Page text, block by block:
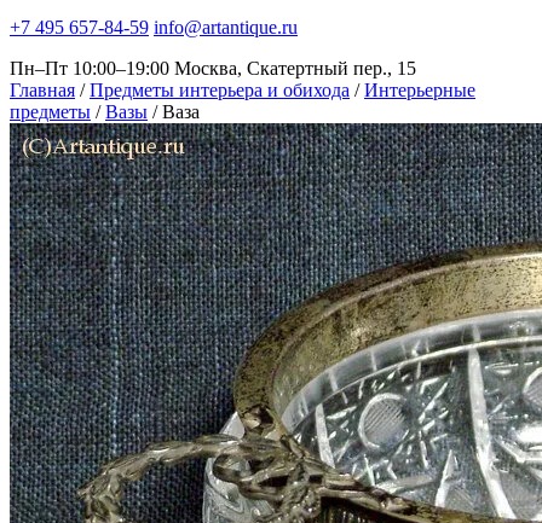
+7 495 657-84-59 info@artantique.ru
Пн–Пт 10:00–19:00 Москва, Скатертный пер., 15
Главная / Предметы интерьера и обихода / Интерьерные
предметы / Вазы / Ваза